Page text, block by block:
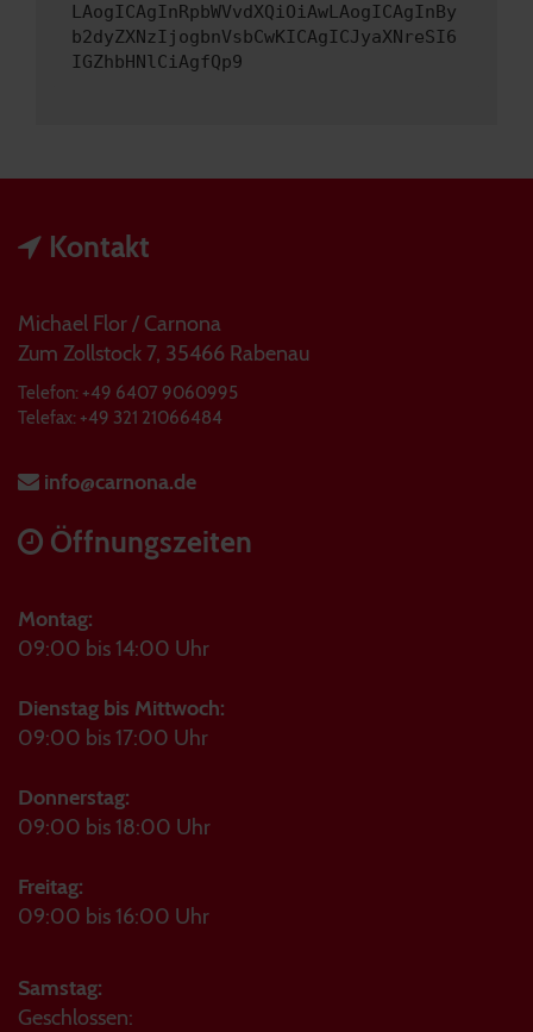
LAogICAgInRpbWVvdXQiOiAwLAogICAgInBy
b2dyZXNzIjogbnVsbCwKICAgICJyaXNreSI6
IGZhbHNlCiAgfQp9
Kontakt
Michael Flor / Carnona
Zum Zollstock 7, 35466 Rabenau
Telefon: +49 6407 9060995
Telefax: +49 321 21066484
info@carnona.de
Öffnungszeiten
Montag:
09:00 bis 14:00 Uhr
Dienstag bis Mittwoch:
09:00 bis 17:00 Uhr
Donnerstag:
09:00 bis 18:00 Uhr
Freitag:
09:00 bis 16:00 Uhr
Samstag:
Geschlossen: